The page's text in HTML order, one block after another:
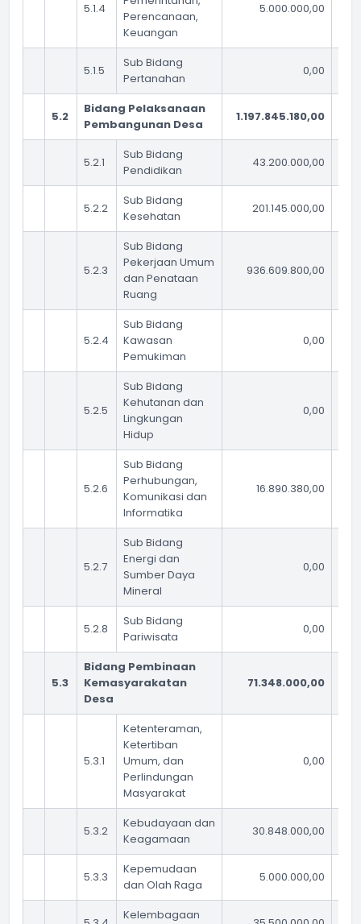
5.1.4
Perencanaan,
Keuangan
5.000.000,00
5.1.5
Sub Bidang
Pertanahan
0,00
5.2
Bidang Pelaksanaan
Pembangunan Desa
1.197.845.180,00
5.2.1
Sub Bidang
Pendidikan
43.200.000,00
5.2.2
Sub Bidang
Kesehatan
201.145.000,00
5.2.3
Sub Bidang
Pekerjaan Umum
dan Penataan
Ruang
936.609.800,00
5.2.4
Sub Bidang
Kawasan
Pemukiman
0,00
5.2.5
Sub Bidang
Kehutanan dan
Lingkungan
Hidup
0,00
5.2.6
Sub Bidang
Perhubungan,
Komunikasi dan
Informatika
16.890.380,00
5.2.7
Sub Bidang
Energi dan
Sumber Daya
Mineral
0,00
5.2.8
Sub Bidang
Pariwisata
0,00
5.3
Bidang Pembinaan
Kemasyarakatan
Desa
71.348.000,00
5.3.1
Ketenteraman,
Ketertiban
Umum, dan
Perlindungan
Masyarakat
0,00
5.3.2
Kebudayaan dan
Keagamaan
30.848.000,00
5.3.3
Kepemudaan
dan Olah Raga
5.000.000,00
Kelembagaan